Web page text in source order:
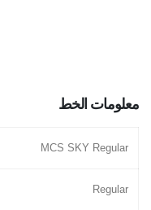
معلومات الخط
MCS SKY Regular
Regular